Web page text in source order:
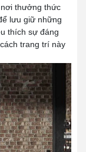
thưởng thức
lưu giữ những
thích sự đáng
trang trí này